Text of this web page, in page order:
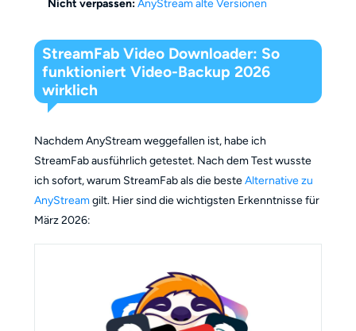
Nicht verpassen:AnyStream alte Versionen
StreamFab Video Downloader: So
funktioniert Video-Backup 2026
wirklich
Nachdem AnyStream weggefallen ist, habe ich
StreamFab ausführlich getestet. Nach dem Test wusste
ich sofort, warum StreamFab als die besteAlternative zu
AnyStreamgilt. Hier sind die wichtigsten Erkenntnisse für
März 2026: